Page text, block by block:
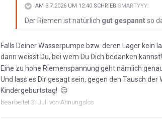
AM 3.7.2026 UM 12:40 SCHRIEB SMARTYYY:
Der Riemen ist natürlich gut gespanntso
Falls Deiner Wasserpumpe bzw. deren Lager kein
dann weisst Du, bei wem Du Dich bedanken kannst!
Eine zu hohe Riemenspannung geht nämlich
Und lass es Dir gesagt sein, gegen den Tausch
Kindergeburtstag! 😉
bearbeitet 3. Juli von Ahnungslos